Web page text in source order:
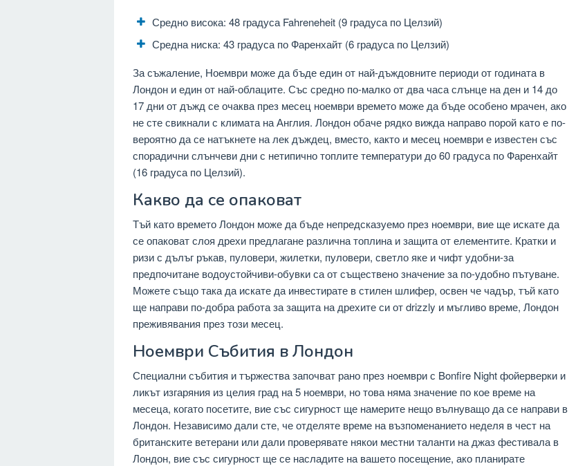
Средно висока: 48 градуса Fahreneheit (9 градуса по Целзий)
Средна ниска: 43 градуса по Фаренхайт (6 градуса по Целзий)
За съжаление, Ноември може да бъде един от най-дъждовните периоди от годината в
Лондон и един от най-облаците. Със средно по-малко от два часа слънце на ден и 14 до
17 дни от дъжд се очаква през месец ноември времето може да бъде особено мрачен, ако
не сте свикнали с климата на Англия. Лондон обаче рядко вижда направо порой като е по-
вероятно да се натъкнете на лек дъждец, вместо, както и месец ноември е известен със
спорадични слънчеви дни с нетипично топлите температури до 60 градуса по Фаренхайт
(16 градуса по Целзий).
Какво да се опаковат
Тъй като времето Лондон може да бъде непредсказуемо през ноември, вие ще искате да
се опаковат слоя дрехи предлагане различна топлина и защита от елементите. Кратки и
ризи с дълъг ръкав, пуловери, жилетки, пуловери, светло яке и чифт удобни-за
предпочитане водоустойчиви-обувки са от съществено значение за по-удобно пътуване.
Можете също така да искате да инвестирате в стилен шлифер, освен че чадър, тъй като
ще направи по-добра работа за защита на дрехите си от drizzly и мъгливо време, Лондон
преживявания през този месец.
Ноември Събития в Лондон
Специални събития и тържества започват рано през ноември с Bonfire Night фойерверки и
ликът изгаряния из целия град на 5 ноември, но това няма значение по кое време на
месеца, когато посетите, вие със сигурност ще намерите нещо вълнуващо да се направи в
Лондон. Независимо дали сте, че отделяте време на възпоменанието неделя в чест на
британските ветерани или дали проверявате някои местни таланти на джаз фестивала в
Лондон, вие със сигурност ще се насладите на вашето посещение, ако планирате